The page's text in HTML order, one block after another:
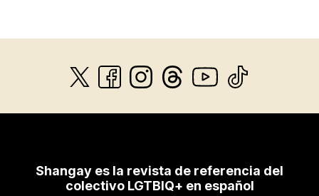
Shangay es la revista de referencia del
colectivo LGTBIQ+ en español